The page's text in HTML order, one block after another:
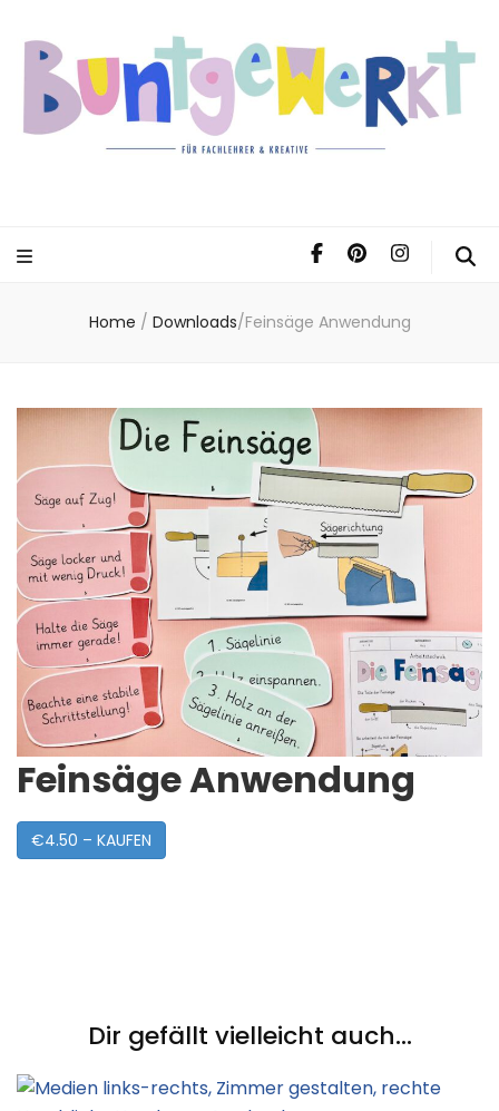
Home / Downloads/Feinsäge Anwendung
Feinsäge Anwendung
€4.50 – KAUFEN
Dir gefällt vielleicht auch...